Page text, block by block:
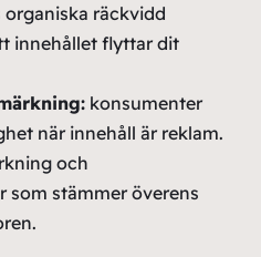
räckvidd
innehållet flyttar dit
konsumenter
när innehåll är reklam.
och
som stämmer överens